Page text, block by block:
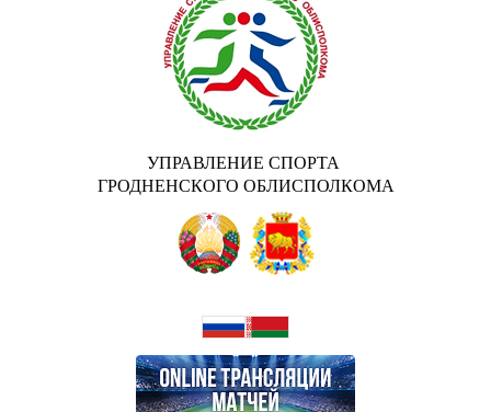
УПРАВЛЕНИЕ СПОРТА
ГРОДНЕНСКОГО ОБЛИСПОЛКОМА